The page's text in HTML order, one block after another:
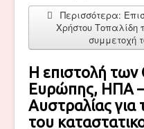
Περισσότερα:
Χρήστου Τοπαλίδη
συμμετοχή
Η επιστολή
Ευρώπης, ΗΠΑ –
Αυστραλίας για
του